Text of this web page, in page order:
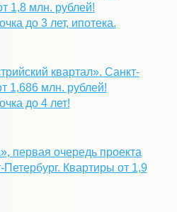
1,8 млн. рублей!
до 3 лет, ипотека.
квартал». Санкт-
1,686 млн. рублей!
до 4 лет!
первая очередь проекта
Квартиры от 1,9